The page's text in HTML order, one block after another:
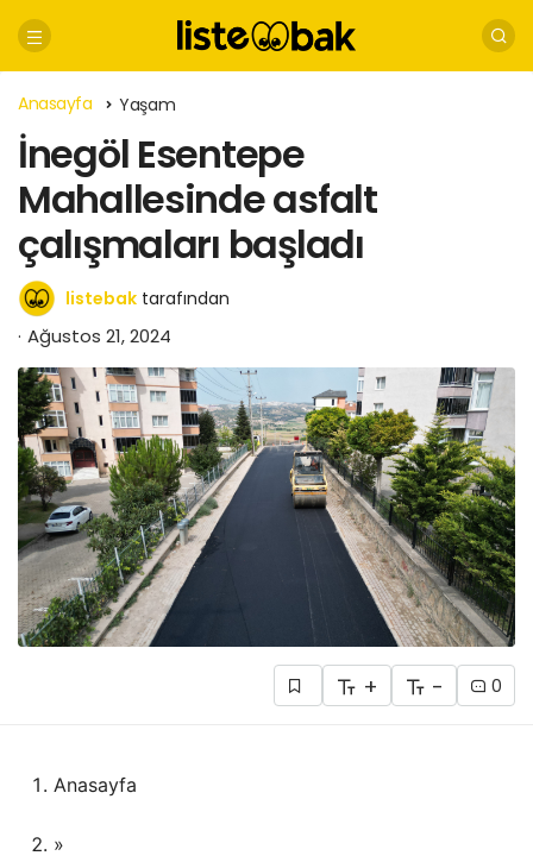
Anasayfa Yaşam
İnegöl Esentepe
Mahallesinde asfalt
çalışmaları başladı
listebak tarafından
Ağustos 21, 2024
+ - 0
Anasayfa
»